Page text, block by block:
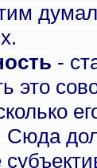
-
это
Сюда